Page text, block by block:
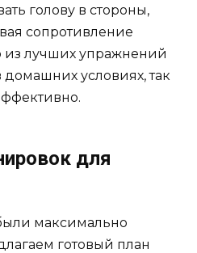
голову в стороны,
сопротивление
из лучших упражнений
условиях, так
для
максимально
готовый план